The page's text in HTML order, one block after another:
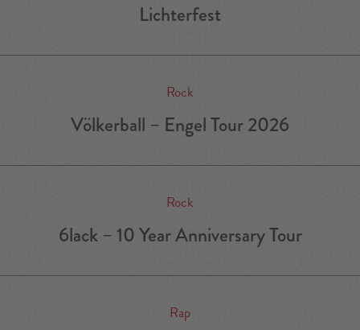
Lichterfest
Rock
Völkerball – Engel Tour 2026
Rock
6lack – 10 Year Anniversary Tour
Rap